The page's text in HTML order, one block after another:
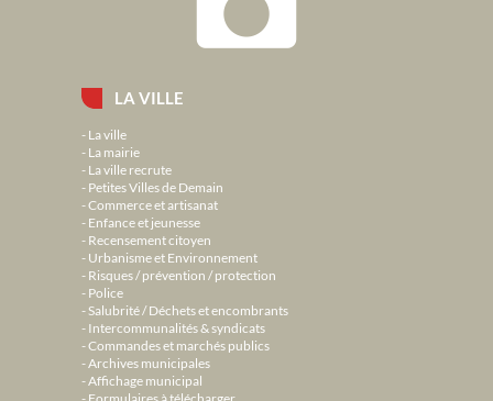
LA VILLE
La ville
La mairie
La ville recrute
Petites Villes de Demain
Commerce et artisanat
Enfance et jeunesse
Recensement citoyen
Urbanisme et Environnement
Risques / prévention / protection
Police
Salubrité / Déchets et encombrants
Intercommunalités & syndicats
Commandes et marchés publics
Archives municipales
Affichage municipal
Formulaires à télécharger